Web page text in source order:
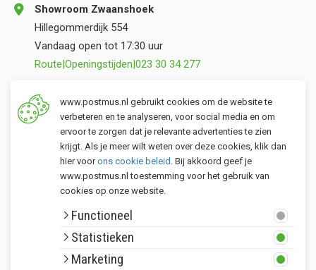
Klantenservice
Postmus merken
Showroom Zwaanshoek
Hillegommerdijk 554
Vandaag open tot 17:30 uur
Route|Openingstijden|023 30 34 277
Opslag Valkenburg (ZH)
Torenvlietslaan 3
Vandaag open tot 17:00 uur
Route|Openingstijden |071 401 34 44
www.postmus.nl gebruikt cookies om de website te
verbeteren en te analyseren, voor social media en om
ervoor te zorgen dat je relevante advertenties te zien
krijgt. Als je meer wilt weten over deze cookies, klik dan
hier voorons cookie beleid . Bij akkoord geef je
www.postmus.nl toestemming voor het gebruik van
cookies op onze website.
Functioneel
Statistieken
Marketing